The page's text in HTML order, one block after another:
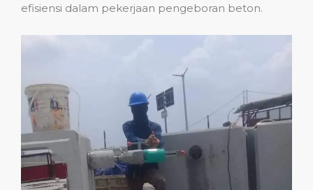
efisiensi dalam pekerjaan pengeboran beton.